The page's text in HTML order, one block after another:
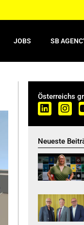
JOBS SB
Österreichs
Neueste